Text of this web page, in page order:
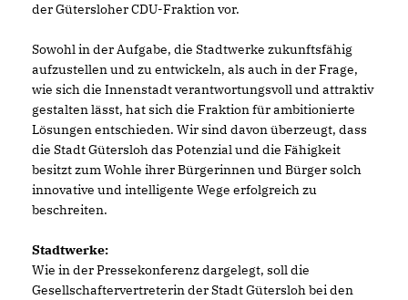
der Gütersloher CDU-Fraktion vor.
Sowohl in der Aufgabe, die Stadtwerke zukunftsfähig
aufzustellen und zu entwickeln, als auch in der Frage,
wie sich die Innenstadt verantwortungsvoll und attraktiv
gestalten lässt, hat sich die Fraktion für ambitionierte
Lösungen entschieden. Wir sind davon überzeugt, dass
die Stadt Gütersloh das Potenzial und die Fähigkeit
besitzt zum Wohle ihrer Bürgerinnen und Bürger solch
innovative und intelligente Wege erfolgreich zu
beschreiten.
Stadtwerke:
Wie in der Pressekonferenz dargelegt, soll die
Gesellschaftervertreterin der Stadt Gütersloh bei den